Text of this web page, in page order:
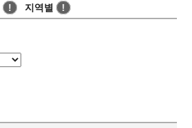
! 지역별 !